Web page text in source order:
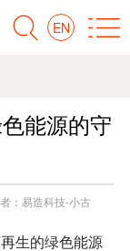
EN
能源的守
： 易造科技-小古
生的绿色能源